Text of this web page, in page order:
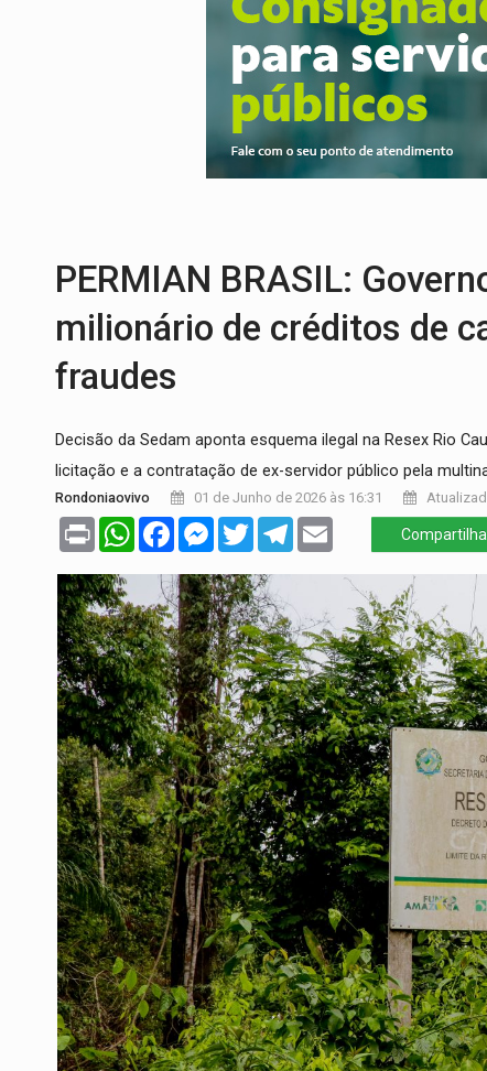
PROCESSO SELETIVO:Rondoniaovivo
AGOSTO LILÁS:MPRO lança de portal
REGULARIZAÇÃO:Refis 2026 segue até
ROLIM DE MOURA:Programa da
PERMIAN BRASIL:
milionário de créditos de
fraudes
Decisão da Sedam aponta esquema ilegal na Resex Rio
licitação e a contratação de ex-servidor público pela
Rondoniaovivo 01 de Junho de 2026 às 16:31
Print WhatsAppFacebookMessenger
TwitterTelegram